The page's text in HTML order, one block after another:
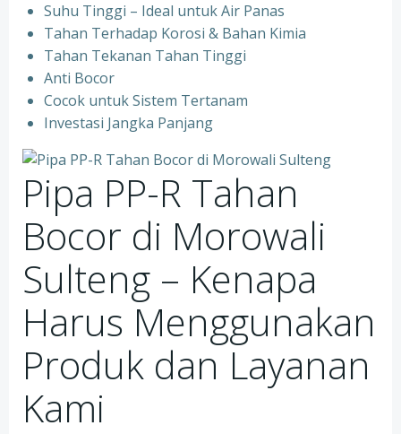
Suhu Tinggi – Ideal untuk Air Panas
Tahan Terhadap Korosi & Bahan Kimia
Tahan Tekanan Tahan Tinggi
Anti Bocor
Cocok untuk Sistem Tertanam
Investasi Jangka Panjang
Pipa PP-R Tahan
Bocor di Morowali
Sulteng – Kenapa
Harus Menggunakan
Produk dan Layanan
Kami